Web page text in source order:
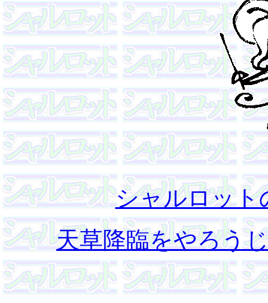
シャルロット
天草降臨をやろう